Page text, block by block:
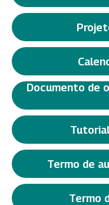
Documento de
Termo de
Termo